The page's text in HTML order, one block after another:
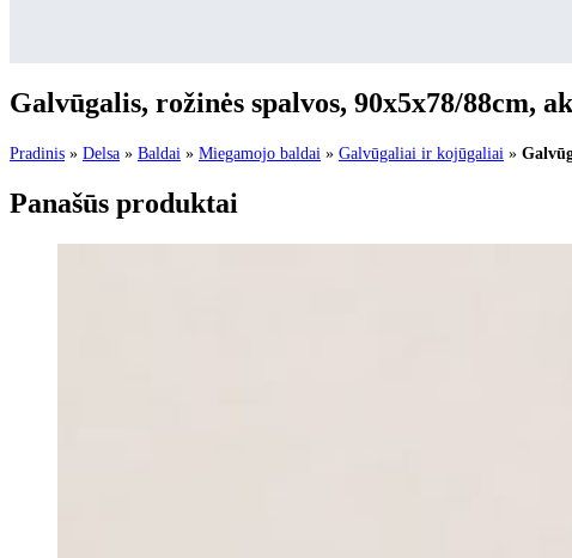
Galvūgalis, rožinės spalvos, 90x5x78/88cm,
Pradinis » Delsa » Baldai » Miegamojo baldai » Galvūgaliai ir kojūgaliai »
Panašūs produktai